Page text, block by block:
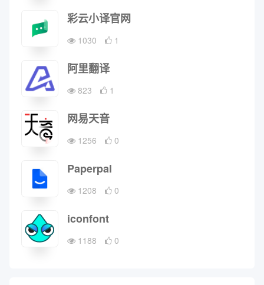
彩云小译官网
1030 1
阿里翻译
823 1
网易天音
1256 0
Paperpal
1208 0
iconfont
1188 0